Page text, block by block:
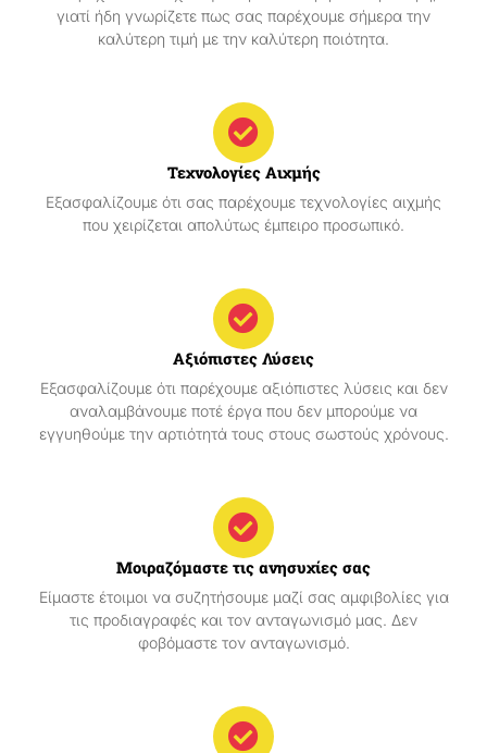
γιατί ήδη γνωρίζετε πως σας παρέχουμε σήμερα την
καλύτερη τιμή με την καλύτερη ποιότητα.
Τεχνολογίες Αιχμής
Εξασφαλίζουμε ότι σας παρέχουμε τεχνολογίες αιχμής
που χειρίζεται απολύτως έμπειρο προσωπικό.
Αξιόπιστες Λύσεις
Εξασφαλίζουμε ότι παρέχουμε αξιόπιστες λύσεις και δεν
αναλαμβάνουμε ποτέ έργα που δεν μπορούμε να
εγγυηθούμε την αρτιότητά τους στους σωστούς χρόνους.
Μοιραζόμαστε τις ανησυχίες σας
Είμαστε έτοιμοι να συζητήσουμε μαζί σας αμφιβολίες για
τις προδιαγραφές και τον ανταγωνισμό μας. Δεν
φοβόμαστε τον ανταγωνισμό.